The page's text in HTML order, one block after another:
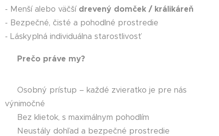
- Menší alebo väčší drevený domček / králikáreň
- Bezpečné, čisté a pohodlné prostredie
- Láskyplná individuálna starostlivosť
Prečo práve my?
✅ Osobný prístup – každé zvieratko je pre nás
výnimočné
✅ Bez klietok, s maximálnym pohodlím
✅ Neustály dohľad a bezpečné prostredie